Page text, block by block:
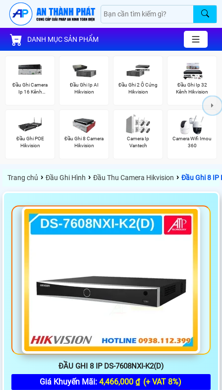
DANH MỤC SẢN PHẨM
Đầu Ghi Camera
Ip 16 Kênh
Đầu Ghi Ip AI
Hikvision
Đầu Ghi 2 Ổ Cứng
Hikvision
Đầu Ghi Ip 32
Kênh Hikvision
Đầu Ghi POE
Hikvision
Đầu Ghi 8 Camera
Hikvision
Camera Ip
Vantech
Camera Wifi Imou
360
Trang chủ › Đầu Ghi Hình › Đầu Thu Camera Hikvision › Đầu Ghi 8 IP
ĐẦU GHI 8 IP DS-7608NXI-K2(D)
Giá Khuyến Mãi: 4,466,000 ₫ (+ VAT 8%)